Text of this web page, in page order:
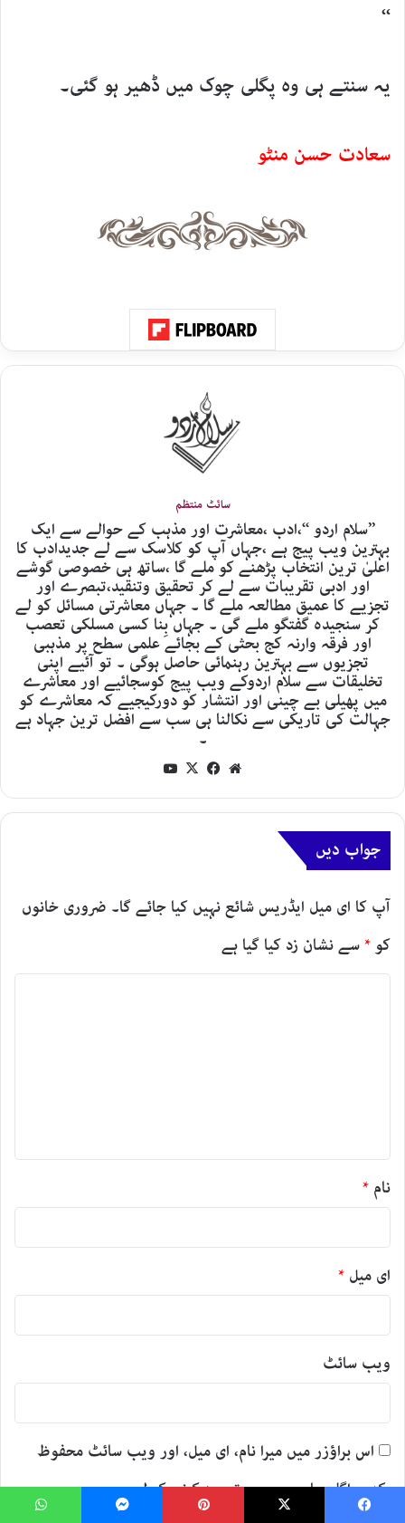
‘‘
یہ سنتے ہی وہ پگلی چوک میں ڈھیر ہو گئی۔
سعادت حسن منٹو
سائٹ منتظم
’’سلام اردو ‘‘،ادب ،معاشرت اور مذہب کے حوالے سے ایک
بہترین ویب پیج ہے ،جہاں آپ کو کلاسک سے لے جدیدادب کا
اعلیٰ ترین انتخاب پڑھنے کو ملے گا ،ساتھ ہی خصوصی گوشے
اور ادبی تقریبات سے لے کر تحقیق وتنقید،تبصرے اور
تجزیے کا عمیق مطالعہ ملے گا ۔ جہاں معاشرتی مسائل کو لے
کر سنجیدہ گفتگو ملے گی ۔ جہاں بِنا کسی مسلکی تعصب
اور فرقہ وارنہ کج بحثی کے بجائے علمی سطح پر مذہبی
تجزیوں سے بہترین رہنمائی حاصل ہوگی ۔ تو آئیے اپنی
تخلیقات سے سلام اردوکے ویب پیج کوسجائیے اور معاشرے
میں پھیلی بے چینی اور انتشار کو دورکیجیے کہ معاشرے کو
جہالت کی تاریکی سے نکالنا ہی سب سے افضل ترین جہاد ہے
۔
Website
Facebook
X
جواب دیں
آپ کا ای میل ایڈریس شائع نہیں کیا جائے گا۔ ضروری خانوں
کو *سے نشان زد کیا گیا ہے
نام *
ای میل *
ویب‌ سائٹ
اس براؤزر میں میرا نام، ای میل، اور ویب سائٹ محفوظ
رکھیں اگلی بار جب میں تبصرہ کرنے کےلیے۔